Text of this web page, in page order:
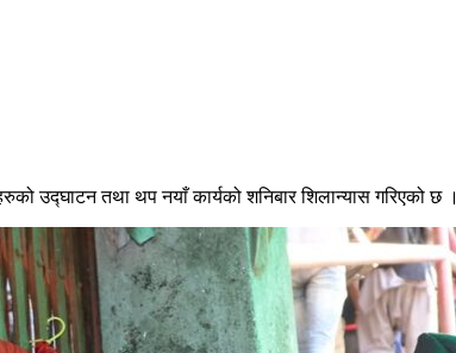
उद्घाटन तथा थप नयाँ कार्यको शनिबार शिलान्यास गरिएको छ ।